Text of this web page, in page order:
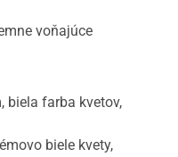
voňajúce
biela farba kvetov,
biele kvety,